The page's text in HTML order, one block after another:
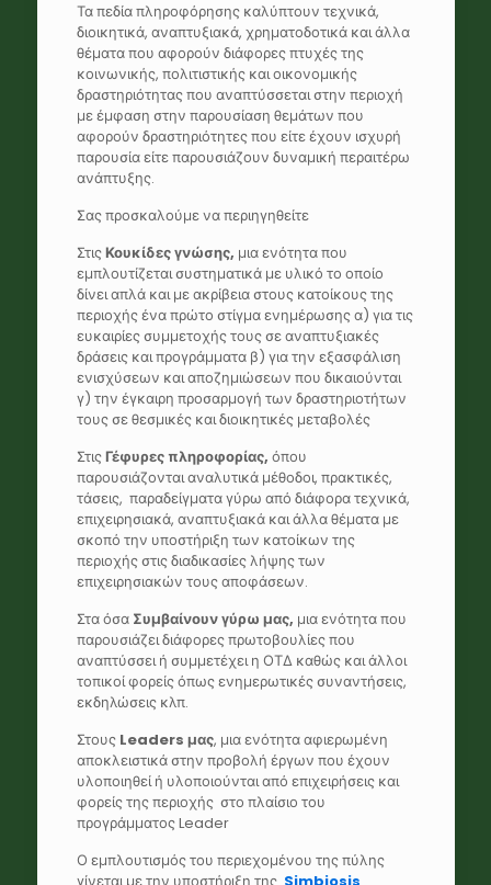
Τα πεδία πληροφόρησης καλύπτουν τεχνικά,
διοικητικά, αναπτυξιακά, χρηματοδοτικά και άλλα
θέματα που αφορούν διάφορες πτυχές της
κοινωνικής, πολιτιστικής και οικονομικής
δραστηριότητας που αναπτύσσεται στην περιοχή
με έμφαση στην παρουσίαση θεμάτων που
αφορούν δραστηριότητες που είτε έχουν ισχυρή
παρουσία είτε παρουσιάζουν δυναμική περαιτέρω
ανάπτυξης.
Σας προσκαλούμε να περιηγηθείτε
ΣτιςΚουκίδες γνώσης, μια ενότητα που
εμπλουτίζεται συστηματικά με υλικό το οποίο
δίνει απλά και με ακρίβεια στους κατοίκους της
περιοχής ένα πρώτο στίγμα ενημέρωσης α) για τις
ευκαιρίες συμμετοχής τους σε αναπτυξιακές
δράσεις και προγράμματα β) για την εξασφάλιση
ενισχύσεων και αποζημιώσεων που δικαιούνται
γ) την έγκαιρη προσαρμογή των δραστηριοτήτων
τους σε θεσμικές και διοικητικές μεταβολές
ΣτιςΓέφυρες πληροφορίας, όπου
παρουσιάζονται αναλυτικά μέθοδοι, πρακτικές,
τάσεις, παραδείγματα γύρω από διάφορα τεχνικά,
επιχειρησιακά, αναπτυξιακά και άλλα θέματα με
σκοπό την υποστήριξη των κατοίκων της
περιοχής στις διαδικασίες λήψης των
επιχειρησιακών τους αποφάσεων.
Στα όσα Συμβαίνουν γύρω μας, μια ενότητα που
παρουσιάζει διάφορες πρωτοβουλίες που
αναπτύσσει ή συμμετέχει η ΟΤΔ καθώς και άλλοι
τοπικοί φορείς όπως ενημερωτικές συναντήσεις,
εκδηλώσεις κλπ.
Στους Leaders μας, μια ενότητα αφιερωμένη
αποκλειστικά στην προβολή έργων που έχουν
υλοποιηθεί ή υλοποιούνται από επιχειρήσεις και
φορείς της περιοχής στο πλαίσιο του
προγράμματος Leader
Ο εμπλουτισμός του περιεχομένου της πύλης